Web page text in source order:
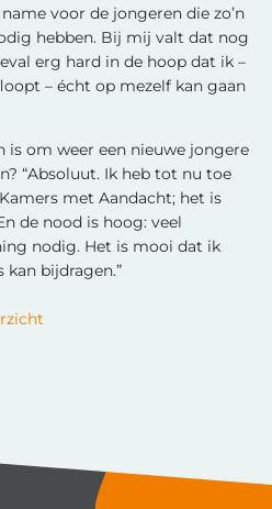
voor de jongeren die zo’n
hebben. Bij mij valt dat nog
erg hard in de hoop dat ik –
– écht op mezelf kan gaan
is om weer een nieuwe jongere
“Absoluut. Ik heb tot nu toe
met Aandacht; het is
de nood is hoog: veel
nodig. Het is mooi dat ik
bijdragen.”